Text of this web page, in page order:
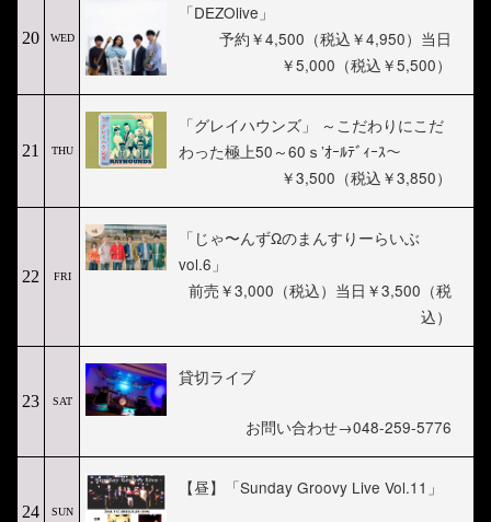
20 WED
「DEZOlive」
予約￥4,500（税込￥4,950）当日
￥5,000（税込￥5,500）
21 THU
「グレイハウンズ」 ～こだわりにこだ
わった極上50～60ｓ’ｵｰﾙﾃﾞｨｰｽ～
￥3,500（税込￥3,850）
22 FRI
「じゃ〜んずΩのまんすりーらいぶ
vol.6」
前売￥3,000（税込）当日￥3,500（税
込）
23 SAT
貸切ライブ
お問い合わせ→048-259-5776
24 SUN
【昼】「Sunday Groovy Live Vol.11」